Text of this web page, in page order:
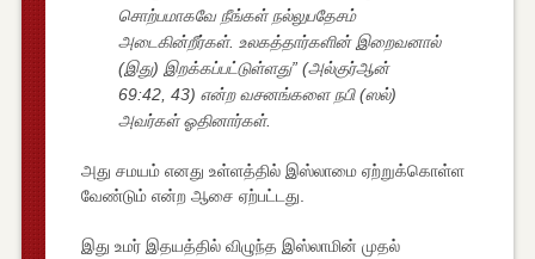
சொற்பமாகவே நீங்கள் நல்லுபதேசம்
அடைகின்றீர்கள். உலகத்தார்களின் இறைவனால்
(இது) இறக்கப்பட்டுள்ளது” (அல்குர்ஆன்
69:42, 43) என்ற வசனங்களை நபி (ஸல்)
அவர்கள் ஓதினார்கள்.
அது சமயம் எனது உள்ளத்தில் இஸ்லாமை ஏற்றுக்கொள்ள
வேண்டும் என்ற ஆசை ஏற்பட்டது.
இது உமர் இதயத்தில் விழுந்த இஸ்லாமின் முதல்